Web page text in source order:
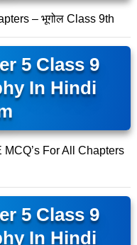
– भूगोल Class 9th
5 Class 9
In Hindi
MCQ’s For All Chapters
5 Class 9
In Hindi